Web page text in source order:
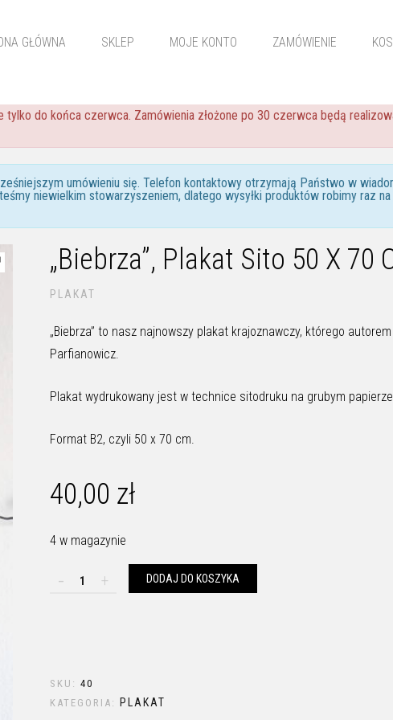
GŁÓWNA SKLEP MOJE KONTO ZAMÓWIENIE
tylko do końca czerwca. Zamówienia złożone po 30 czerwca będą
umówieniu się. Telefon kontaktowy otrzymają Państwo w
niewielkim stowarzyszeniem, dlatego wysyłki produktów robimy raz
„Biebrza”, Plakat Sito 50 X 70
PLAKAT
„Biebrza” to nasz najnowszy plakat krajoznawczy, którego
Parfianowicz.
Plakat wydrukowany jest w technice sitodruku na grubym
Format B2, czyli 50 x 70 cm.
40,00 zł
4 w magazynie
ilość "Biebrza", plakat sito 50 x 70 cm
DODAJ DO KOSZYKA
SKU:40
KATEGORIA:
PLAKAT